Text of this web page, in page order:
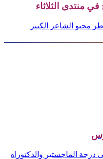
منتدى الثلاثاء
محبو الشاعر الكبير
الماجستير والدكتوراه